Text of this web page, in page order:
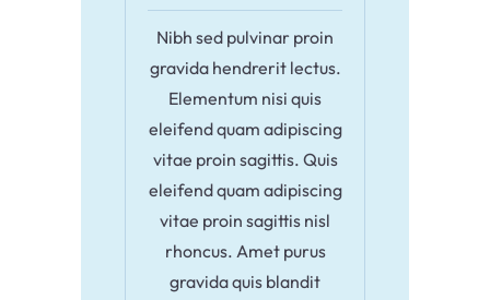
Nibh sed pulvinar proin
gravida hendrerit lectus.
Elementum nisi quis
eleifend quam adipiscing
vitae proin sagittis. Quis
eleifend quam adipiscing
vitae proin sagittis nisl
rhoncus. Amet purus
gravida quis blandit